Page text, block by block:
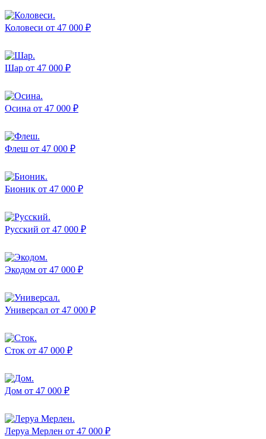
Коловеси от 47 000 ₽
Шар от 47 000 ₽
Осина от 47 000 ₽
Флеш от 47 000 ₽
Бионик от 47 000 ₽
Русский от 47 000 ₽
Экодом от 47 000 ₽
Универсал от 47 000 ₽
Сток от 47 000 ₽
Дом от 47 000 ₽
Леруа Мерлен от 47 000 ₽